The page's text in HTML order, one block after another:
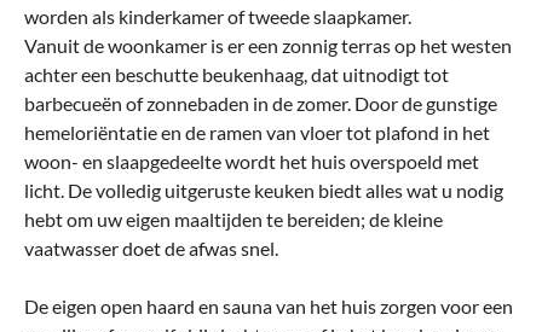
worden als kinderkamer of tweede slaapkamer.
Vanuit de woonkamer is er een zonnig terras op het westen
achter een beschutte beukenhaag, dat uitnodigt tot
barbecueën of zonnebaden in de zomer. Door de gunstige
hemeloriëntatie en de ramen van vloer tot plafond in het
woon- en slaapgedeelte wordt het huis overspoeld met
licht. De volledig uitgeruste keuken biedt alles wat u nodig
hebt om uw eigen maaltijden te bereiden; de kleine
vaatwasser doet de afwas snel.
De eigen open haard en sauna van het huis zorgen voor een